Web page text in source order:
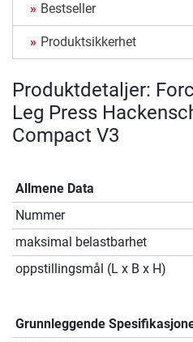
Bestseller
Produktsikkerhet
Produktdetaljer:
Leg Press
Compact V3
Allmene Data
Nummer
maksimal belastbarhet
oppstillingsmål (L x B x H)
Grunnleggende